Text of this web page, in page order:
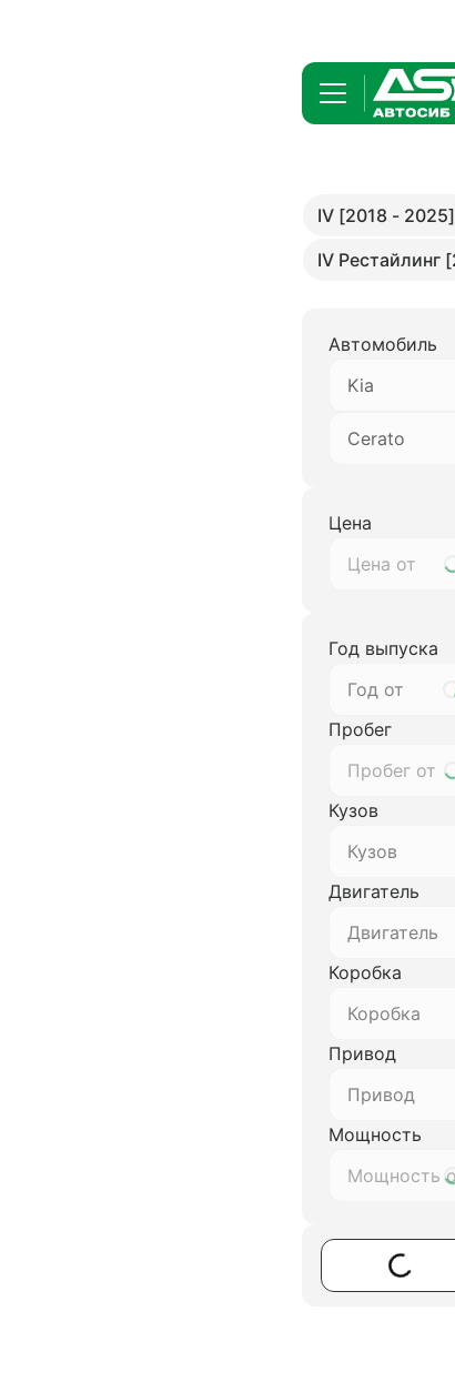
IV [2018 - 2025]
IV Рестайлинг
Автомобиль
Kia
Cerato
Цена
Год выпуска
Год от
Пробег
Кузов
Кузов
Двигатель
Двигатель
Коробка
Коробка
Привод
Привод
Мощность